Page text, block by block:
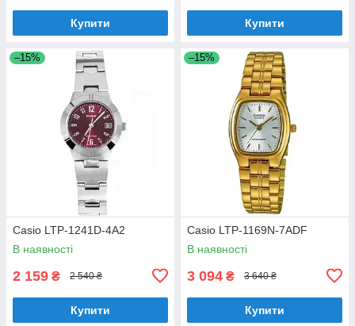
Купити Купити
–15%
Casio LTP-1241D-4A2
В наявності
2 159 ₴ 2 540 ₴
Купити
–15%
Casio LTP-1169N-7ADF
В наявності
3 094 ₴ 3 640 ₴
Купити